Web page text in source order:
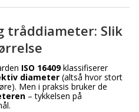
tråddiameter: Slik
ISO 16409klassifiserer
diameter (altså hvor stort
Men i praksis bruker de
– tykkelsen på